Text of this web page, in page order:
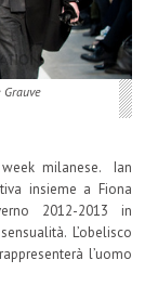
Grauve
milanese. Ian
insieme a Fiona
2012-2013 in
L’obelisco
l’uomo